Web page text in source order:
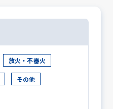
放火・不審火
その他